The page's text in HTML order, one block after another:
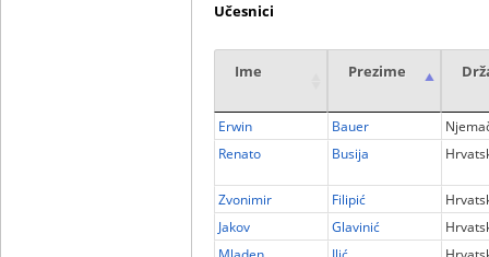
Učesnici
Ime Prezime
Erwin Bauer
Renato
Busija
Zvonimir Filipić
Jakov
Glavinić